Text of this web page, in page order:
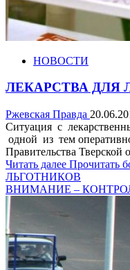
НОВОСТИ
ЛЕКАРСТВА ДЛЯ
Ржевская Правда
Ситуация с
одной из тем
Правительства Тверской
Читать далее Прочитать
ЛЬГОТНИКОВ
ВНИМАНИЕ –